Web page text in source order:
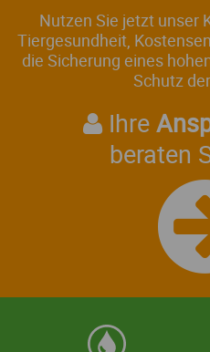
Nutzen Sie jetzt unser
Tiergesundheit,
die Sicherung eines
Schutz
Ihre
beraten